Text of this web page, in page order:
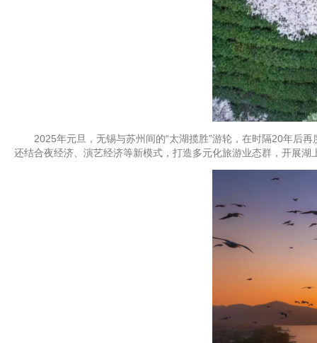
2025年元旦，无锡与苏州间的“太湖揽胜”游轮，在时隔20年后再
还结合夜经济、演艺经济等新模式，打造多元化旅游业态群，开展